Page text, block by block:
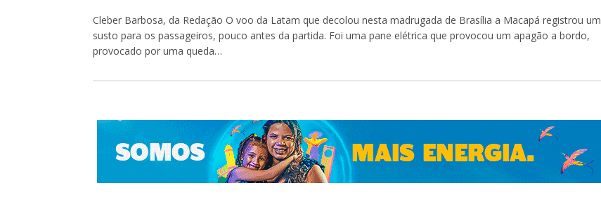
Cleber Barbosa, da Redação O voo da Latam que decolou nesta madrugada de Brasília a Macapá registrou um
susto para os passageiros, pouco antes da partida. Foi uma pane elétrica que provocou um apagão a bordo,
provocado por uma queda…